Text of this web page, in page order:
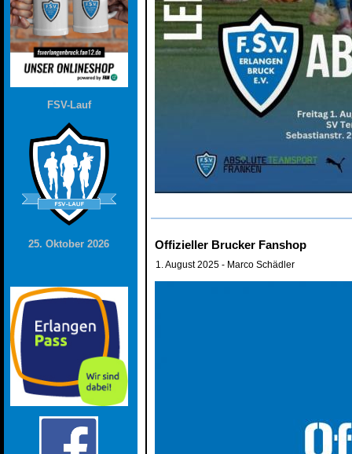
Offizieller Brucker Fanshop
1. August 2025 - Marco Schädler
FSV-Lauf
25. Oktober 2026